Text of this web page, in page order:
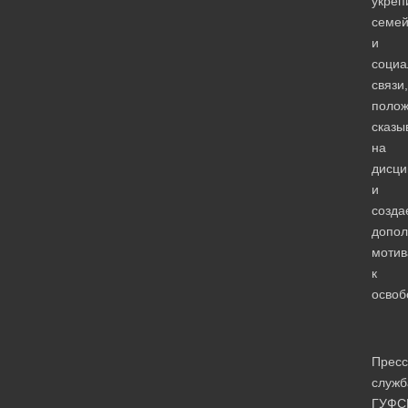
и
связи,
на
и
к